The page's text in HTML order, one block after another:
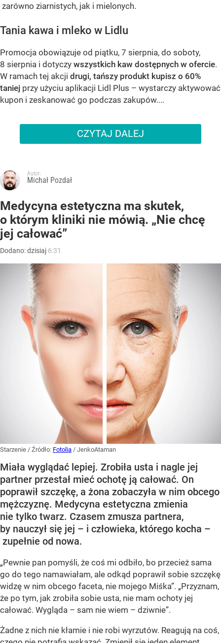
zarówno ziarnistych, jak i mielonych.
Tania kawa i mleko w Lidlu
Promocja obowiązuje od piątku, 7 sierpnia, do soboty,
8 sierpnia i dotyczy wszystkich kaw dostępnych w ofercie.
W ramach tej akcji drugi, tańszy produkt kupisz o 60%
taniej przy użyciu aplikacji Lidl Plus – wystarczy aktywować
kupon i zeskanować go podczas zakupów....
CZYTAJ DALEJ
Autor:
Michał Pozdał
Medycyna estetyczna ma skutek,
o którym kliniki nie mówią. „Nie chcę
jej całować”
Dodano:dzisiaj 6:31
Starzenie / Źródło: Fotolia / JenkoAtaman
Miała wyglądać lepiej. Zrobiła usta i nagle jej
partner przestał mieć ochotę ją całować. On
poprawił szczękę, a żona zobaczyła w nim obcego
mężczyznę. Medycyna estetyczna zmienia
nie tylko twarz. Czasem zmusza partnera,
by nauczył się jej – i człowieka, którego kocha –
zupełnie od nowa.
„Pewnie pan pomyśli, że coś mi odbiło, bo przecież sama
go do tego namawiałam, ale odkąd poprawił sobie szczękę
widzę w nim obcego faceta, nie mojego Miśka”. „Przyznam,
że po tym, jak zrobiła sobie usta, nie mam ochoty jej
całować. Wygląda – sam nie wiem – dziwnie”.
Żadne z nich nie kłamie i nie robi wyrzutów. Reagują na coś,